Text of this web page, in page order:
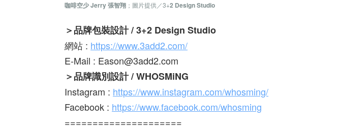
咖啡空少 Jerry 張智翔 ；圖片提供／3+2 Design Studio
＞品牌包裝設計 / 3+2 Design Studio
網站 : https://www.3add2.com/
E-Mail : Eason@3add2.com
＞品牌識別設計 / WHOSMiNG
Instagram : https://www.instagram.com/whosming/
Facebook : https://www.facebook.com/whosming
=====================